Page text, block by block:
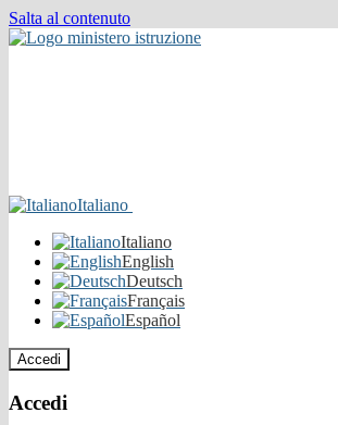
Salta al contenuto
Italiano
Italiano
English
Deutsch
Français
Español
Accedi
Accedi